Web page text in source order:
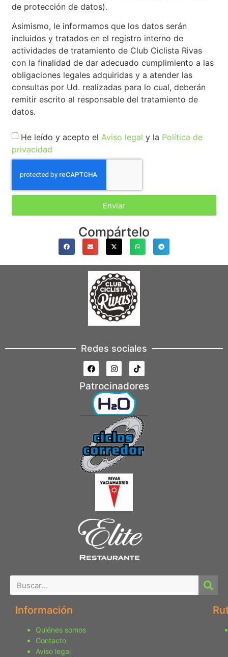
de protección de datos).
Asimismo, le informamos que los datos serán
incluidos y tratados en el registro interno de
actividades de tratamiento de Club Ciclista Rivas
con la finalidad de dar adecuado cumplimiento a las
obligaciones legales adquiridas y a atender las
consultas por Ud. realizadas para lo cual, deberán
remitir escrito al responsable del tratamiento de
datos.
He leído y acepto el Aviso legal y la Política de
privacidad
Enviar
Compártelo
Redes sociales
Patrocinadores
Información
Quiénes somos
Contacto
Aviso legal